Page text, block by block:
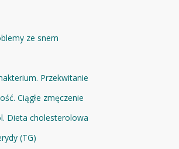
ze snem
Przekwitanie
Ciągłe zmęczenie
Dieta cholesterolowa
(TG)